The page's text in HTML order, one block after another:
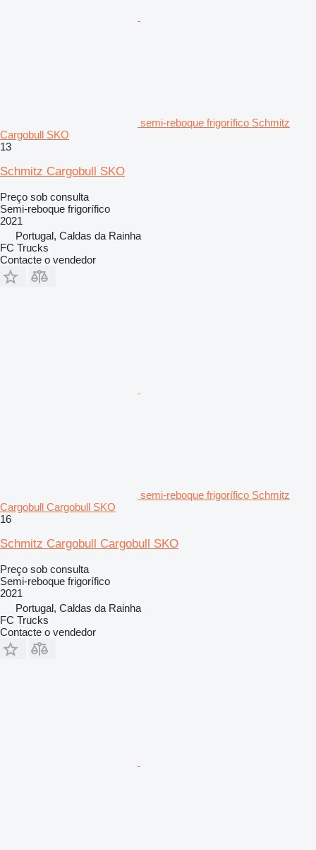
semi-reboque frigorífico Schmitz
Cargobull SKO
13
Schmitz Cargobull SKO
Preço sob consulta
Semi-reboque frigorífico
2021
Portugal, Caldas da Rainha
FC Trucks
Contacte o vendedor
semi-reboque frigorífico Schmitz
Cargobull Cargobull SKO
16
Schmitz Cargobull Cargobull SKO
Preço sob consulta
Semi-reboque frigorífico
2021
Portugal, Caldas da Rainha
FC Trucks
Contacte o vendedor